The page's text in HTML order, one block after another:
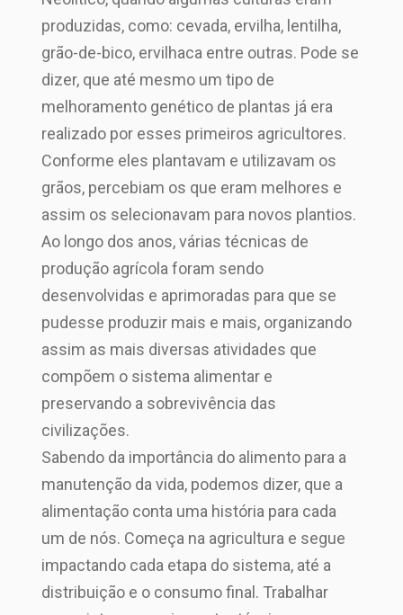
produzidas, como: cevada, ervilha, lentilha,
grão-de-bico, ervilhaca entre outras. Pode se
dizer, que até mesmo um tipo de
melhoramento genético de plantas já era
realizado por esses primeiros agricultores.
Conforme eles plantavam e utilizavam os
grãos, percebiam os que eram melhores e
assim os selecionavam para novos plantios.
Ao longo dos anos, várias técnicas de
produção agrícola foram sendo
desenvolvidas e aprimoradas para que se
pudesse produzir mais e mais, organizando
assim as mais diversas atividades que
compõem o sistema alimentar e
preservando a sobrevivência das
civilizações.
Sabendo da importância do alimento para a
manutenção da vida, podemos dizer, que a
alimentação conta uma história para cada
um de nós. Começa na agricultura e segue
impactando cada etapa do sistema, até a
distribuição e o consumo final. Trabalhar